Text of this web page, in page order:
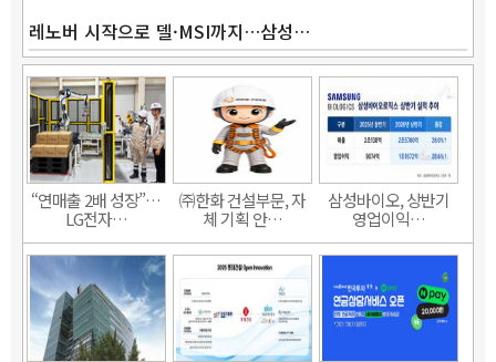
레노버 시작으로 델·MSI까지…삼성…
“연매출 2배 성장”…
LG전자…
㈜한화 건설부문, 자
체 기획 안…
삼성바이오, 상반기
영업이익…